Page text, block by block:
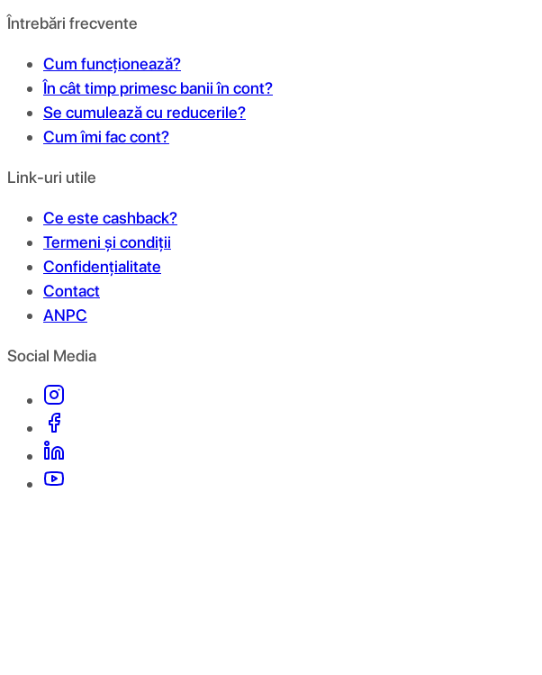
Întrebări frecvente
Cum funcționează?
În cât timp primesc banii în cont?
Se cumulează cu reducerile?
Cum îmi fac cont?
Link-uri utile
Ce este cashback?
Termeni și condiții
Confidențialitate
Contact
ANPC
Social Media